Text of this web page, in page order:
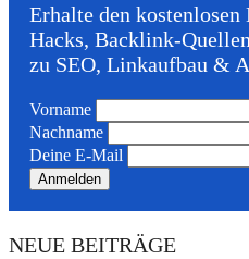
Erhalte den
Hacks, Backlink-
zu SEO, Linkaufbau &
Vorname
Nachname
Deine E-Mail
NEUE BEITRÄGE